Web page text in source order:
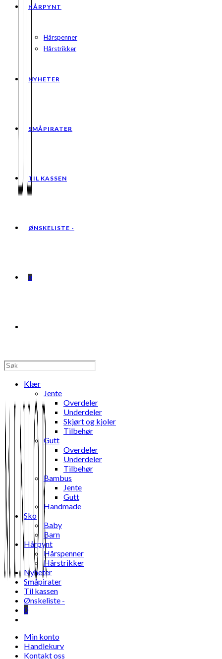
HÅRPYNT
Hårspenner
Hårstrikker
NYHETER
SMÅPIRATER
TIL KASSEN
ØNSKELISTE -
0
SEARCH
Klær
Jente
Overdeler
Underdeler
Skjørt og kjoler
Tilbehør
Gutt
Overdeler
Underdeler
Tilbehør
Bambus
Jente
Gutt
Handmade
Sko
Baby
Barn
Hårpynt
Hårspenner
Hårstrikker
Nyheter
Småpirater
Til kassen
Ønskeliste -
0
search
Min konto
Handlekurv
Kontakt oss